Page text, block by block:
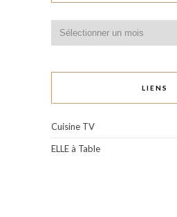
LIENS
Cuisine TV
ELLE à Table